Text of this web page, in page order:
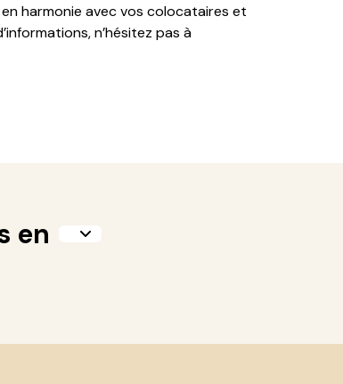
harmonie avec vos colocataires et
n’hésitez pas à
en